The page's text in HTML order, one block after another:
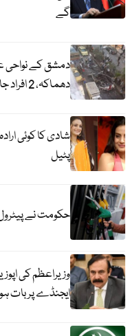
گے
دمشق کے نواحی
دھماکہ، 2 افراد جاں بحق، متعدد زخمی
شادی کا کوئی
پٹیل
حکومت نے
وزیراعظم کی
ایجنڈے پر بات